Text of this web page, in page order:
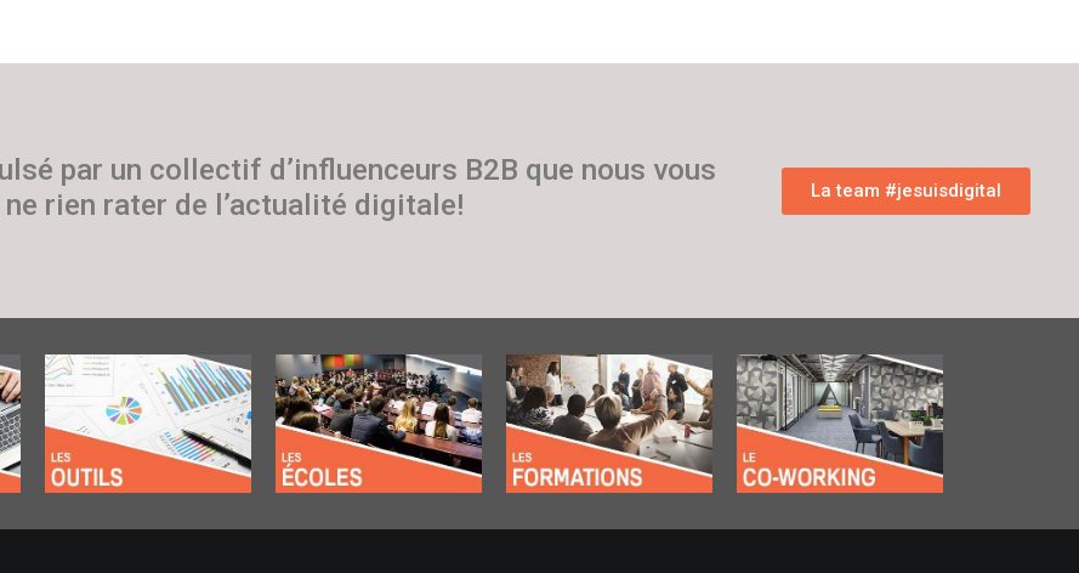
par un collectif d’influenceurs B2B que nous vous
rien rater de l’actualité digitale!
La team #jesuisdigital